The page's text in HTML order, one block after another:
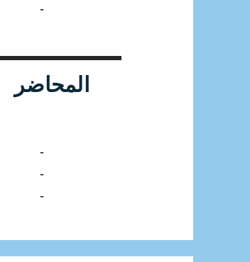
-
المحاضر
-
-
-